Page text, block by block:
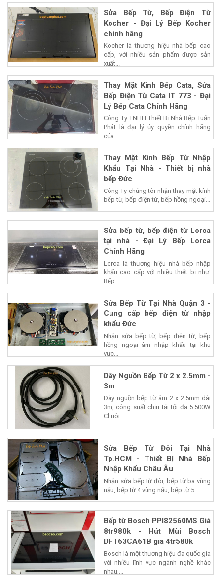
Sửa Bếp Từ, Bếp Điện Từ
Kocher - Đại Lý Bếp Kocher
chính hãng
Kocher là thương hiệu nhà bếp cao
cấp, với nhiều sản phẩm được sản
xuất...
Thay Mặt Kính Bếp Cata, Sửa
Bếp Điện Từ Cata IT 773 - Đại
Lý Bếp Cata Chính Hãng
Công Ty TNHH Thiết Bị Nhà Bếp Tuấn
Phát là đại lý ủy quyền chính hãng
của...
Thay Mặt Kính Bếp Từ Nhập
Khẩu Tại Nhà - Thiết bị nhà
bếp Đức
Công Ty chúng tôi nhận thay mặt kính
bếp từ, bếp điện từ, bếp hồng ngoại...
Sửa bếp từ, bếp điện từ Lorca
tại nhà - Đại Lý Bếp Lorca
Chính Hãng
Lorca là thương hiệu nhà bếp nhập
khẩu cao cấp với nhiều thiết bị như:
Bếp...
Sửa Bếp Từ Tại Nhà Quận 3 -
Cung cấp bếp điện từ nhập
khẩu Đức
Nhận sửa bếp từ, bếp điện từ, bếp
hồng ngoại âm nhập khẩu tại khu
vực...
Dây Nguồn Bếp Từ 2 x 2.5mm -
3m
Dây nguồn bếp từ âm 2 x 2.5mm dài
3m, công suất chịu tải tối đa 5.500W
Chuôi...
Sửa Bếp Từ Đôi Tại Nhà
Tp.HCM - Thiết Bị Nhà Bếp
Nhập Khẩu Châu Âu
Nhận sửa bếp từ đôi, bếp từ ba vùng
nấu, bếp từ 4 vùng nấu, bếp từ 5...
Bếp từ Bosch PPI82560MS Giá
8tr980k - Hút Mùi Bosch
DFT63CA61B giá 4tr580k
Bosch là một thương hiệu đa quốc gia
với nhiều lĩnh vực ngành nghề khác
nhau,...